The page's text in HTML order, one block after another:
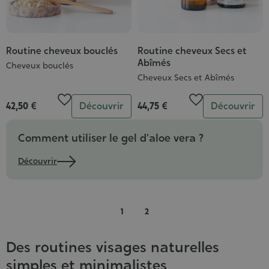
Comment utiliser le gel d'aloe vera ?
Découvrir
Routine cheveux bouclés
Cheveux bouclés
42,50 € Quantité
Découvrir
Routine cheveux Secs et
Abîmés
Cheveux Secs et Abîmés
44,75 € Quantité
Découvrir
1 2
Des routines visages naturelles
simples et minimalistes